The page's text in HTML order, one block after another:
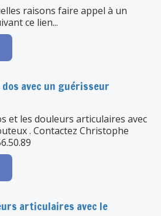
raisons faire appel à un
ce lien...
avec un guérisseur
et les douleurs articulaires avec
. Contactez Christophe
articulaires avec le